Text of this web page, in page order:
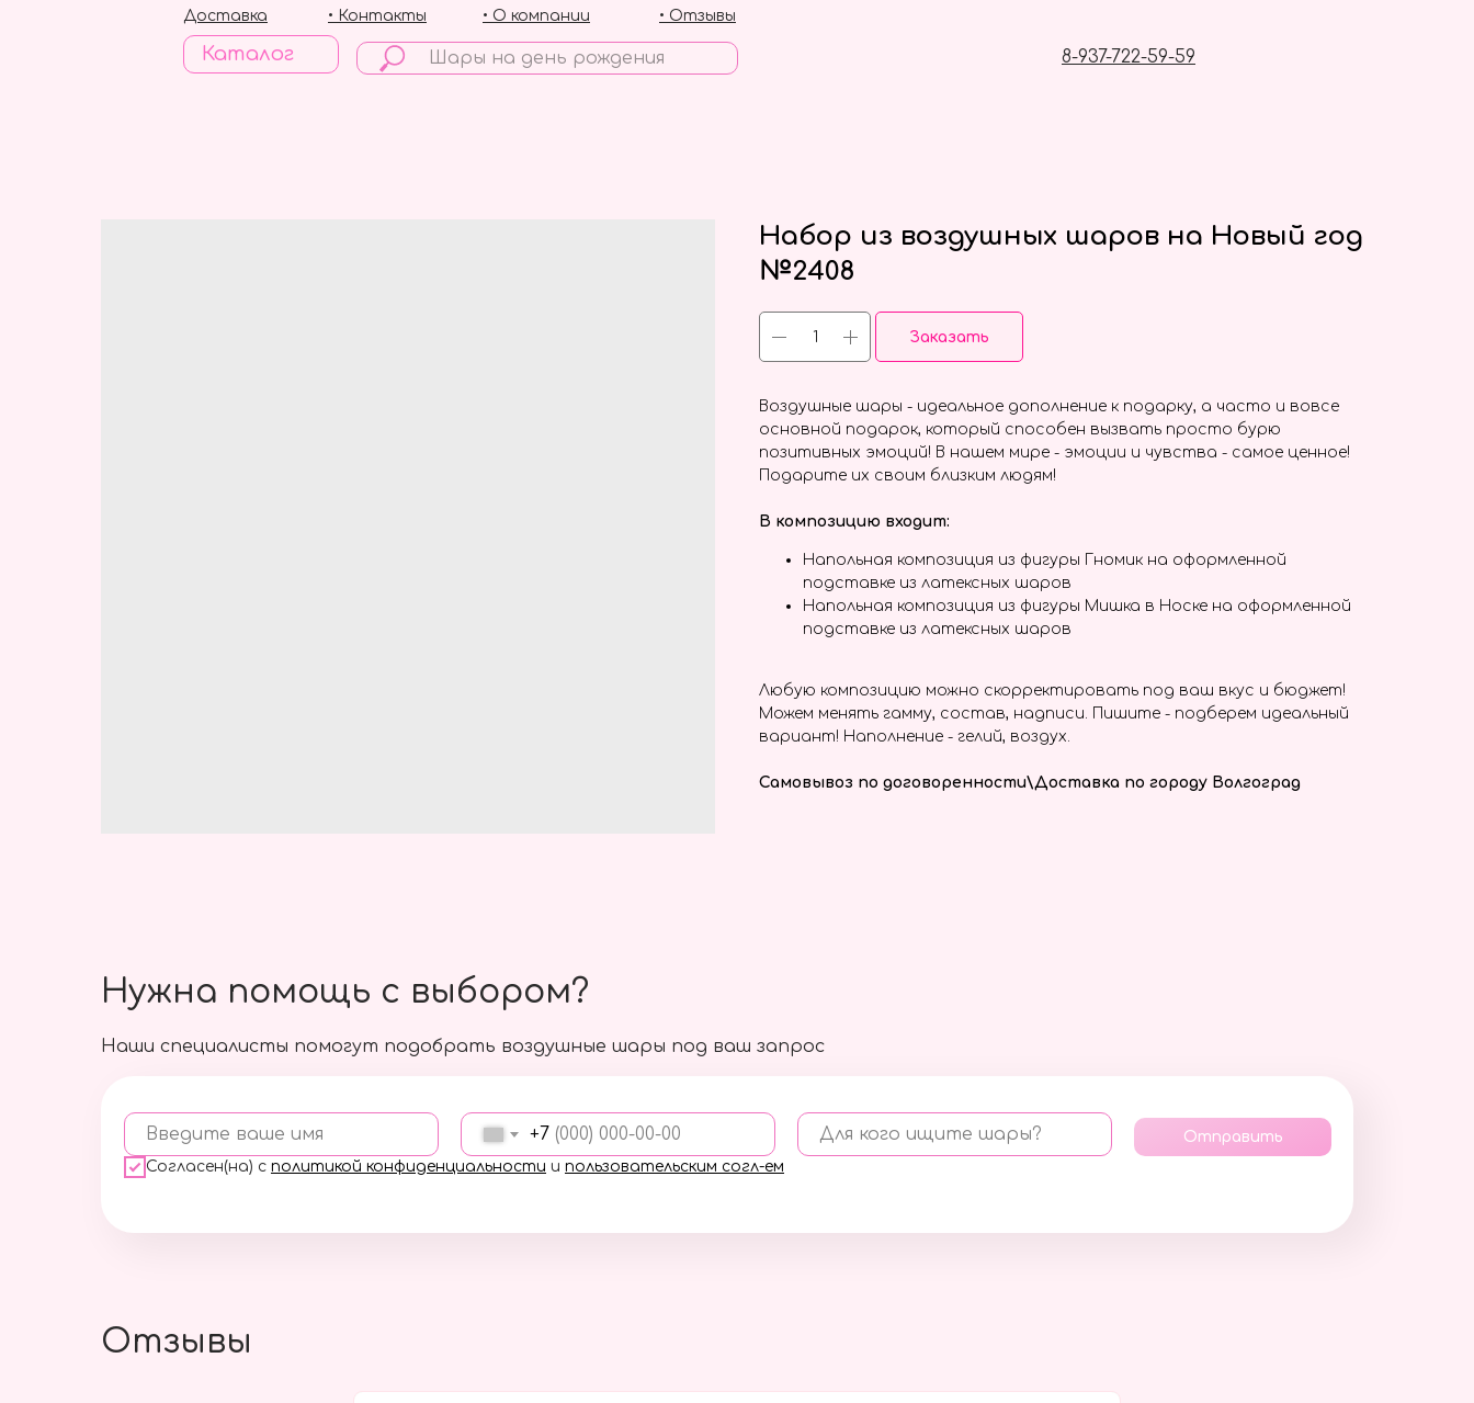
Каталог 8-937-722-59-59
• Отзывы
• О компании
• Контакты
Доставка
Набор из воздушных шаров на Новый год
№2408
Заказать
Воздушные шары - идеальное дополнение к подарку, а часто и вовсе
основной подарок, который способен вызвать просто бурю
позитивных эмоций! В нашем мире - эмоции и чувства - самое ценное!
Подарите их своим близким людям!
В композицию входит:
Напольная композиция из фигуры Гномик на оформленной
подставке из латексных шаров
Напольная композиция из фигуры Мишка в Носке на оформленной
подставке из латексных шаров
Любую композицию можно скорректировать под ваш вкус и бюджет!
Можем менять гамму, состав, надписи. Пишите - подберем идеальный
вариант! Наполнение - гелий, воздух.
Самовывоз по договоренности\Доставка по городу Волгоград
Наши специалисты помогут подобрать воздушные шары под ваш запрос
Введите ваше имя +7 Для кого ищите шары?
Согласен(на) с политикой конфиденциальности и пользовательским согл-ем
Отправить
Нужна помощь с выбором?
Отзывы